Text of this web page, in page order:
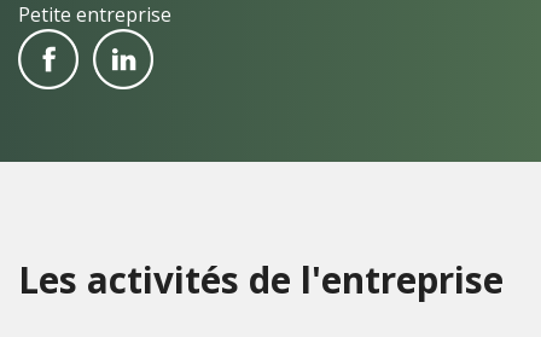
Petite entreprise
Les activités de l'entreprise